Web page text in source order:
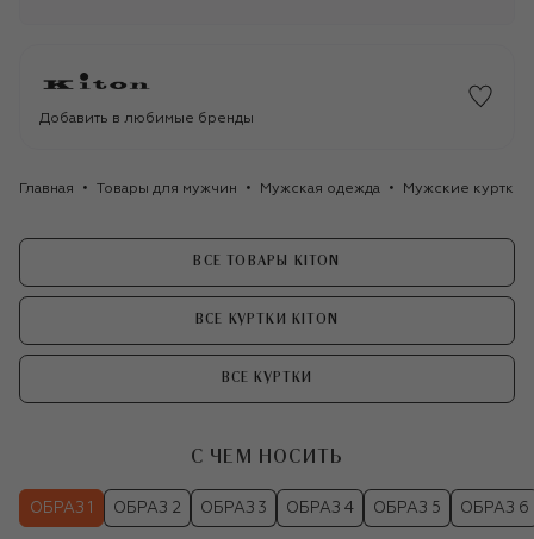
Добавить в любимые бренды
Главная Товары для мужчин Мужская одежда Мужские куртки
ВСЕ ТОВАРЫ KITON
ВСЕ КУРТКИ KITON
ВСЕ КУРТКИ
С ЧЕМ НОСИТЬ
ОБРАЗ 1 ОБРАЗ 2 ОБРАЗ 3 ОБРАЗ 4 ОБРАЗ 5 ОБРАЗ 6